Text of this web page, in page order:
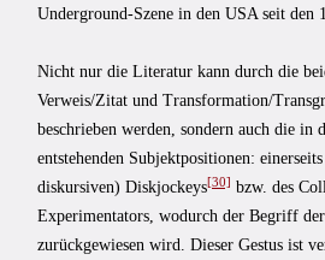
Underground-Szene in den USA seit den
Nicht nur die Literatur kann durch die
Verweis/Zitat und Transformation/
beschrieben werden, sondern auch die in
entstehenden Subjektpositionen:
diskursiven) Diskjockeys[30] bzw. des
Experimentators, wodurch der Begriff
zurückgewiesen wird. Dieser Gestus ist